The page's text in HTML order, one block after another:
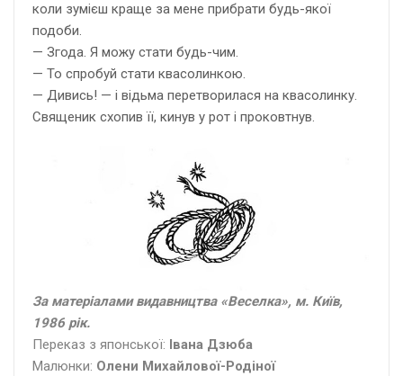
коли зумієш краще за мене прибрати будь-якої
подоби.
— Згода. Я можу стати будь-чим.
— То спробуй стати квасолинкою.
— Дивись! — і відьма перетворилася на квасолинку.
Священик схопив її, кинув у рот і проковтнув.
За матеріалами видавництва «Веселка», м. Київ,
1986 рік.
Переказ з японської: Івана Дзюба
Малюнки: Олени Михайлової-Родіної